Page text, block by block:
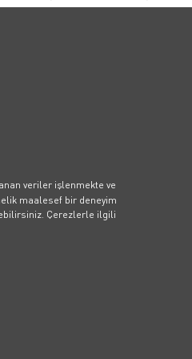
Elektrikli Araç
Elektrikli
veriler işlenmekte ve
maalesef bir deneyim
Çerezlerle ilgili